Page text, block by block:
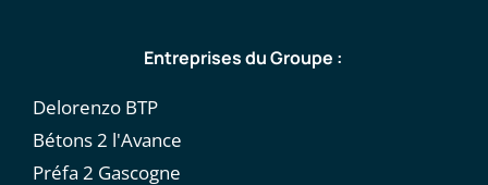
Entreprises du Groupe :
Delorenzo BTP
Bétons 2 l'Avance
Préfa 2 Gascogne